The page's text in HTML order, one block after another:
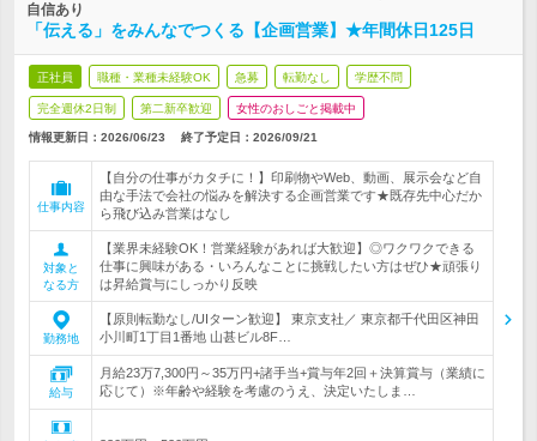
自信あり
「伝える」をみんなでつくる【企画営業】★年間休日125日
正社員 職種・業種未経験OK 急募 転勤なし 学歴不問
完全週休2日制 第二新卒歓迎 女性のおしごと掲載中
情報更新日：2026/06/23 終了予定日： 2026/09/21
仕事内容
【自分の仕事がカタチに！】印刷物やWeb、動画、展示会など自
由な手法で会社の悩みを解決する企画営業です★既存先中心だか
ら飛び込み営業はなし
対象と
なる方
【業界未経験OK！営業経験があれば大歓迎】◎ワクワクできる
仕事に興味がある・いろんなことに挑戦したい方はぜひ★頑張り
は昇給賞与にしっかり反映
勤務地
【原則転勤なし/UIターン歓迎】 東京支社／ 東京都千代田区神田
小川町1丁目1番地 山甚ビル8F…
給与
月給23万7,300円～35万円+諸手当+賞与年2回＋決算賞与（業績に
応じて）※年齢や経験を考慮のうえ、決定いたしま…